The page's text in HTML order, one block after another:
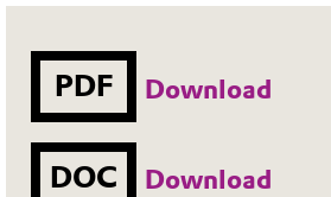
PDF Download
DOC Download